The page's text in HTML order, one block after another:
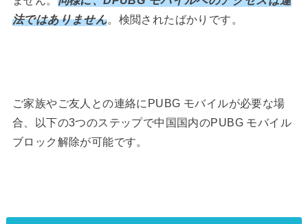
法ではありません。検閲されたばかりです。
ご家族やご友人との連絡にPUBG モバイルが必要な場
合、以下の3つのステップで中国国内のPUBG モバイル
ブロック解除が可能です。